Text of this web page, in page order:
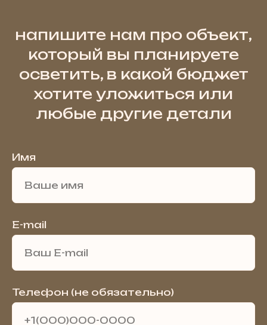
напишите нам про объект,
который вы планируете
осветить, в какой бюджет
хотите уложиться или
любые другие детали
Имя
E-mail
Телефон (не обязательно)